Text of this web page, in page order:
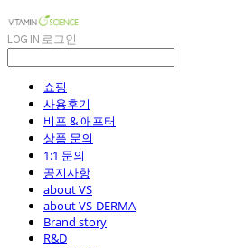
LOG IN 로그인
쇼핑
사용후기
비포 & 애프터
상품 문의
1:1 문의
공지사항
about VS
about VS-DERMA
Brand story
R&D